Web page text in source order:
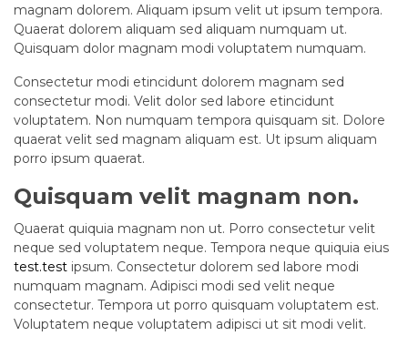
magnam dolorem. Aliquam ipsum velit ut ipsum tempora.
Quaerat dolorem aliquam sed aliquam numquam ut.
Quisquam dolor magnam modi voluptatem numquam.
Consectetur modi etincidunt dolorem magnam sed
consectetur modi. Velit dolor sed labore etincidunt
voluptatem. Non numquam tempora quisquam sit. Dolore
quaerat velit sed magnam aliquam est. Ut ipsum aliquam
porro ipsum quaerat.
Quisquam velit magnam non.
Quaerat quiquia magnam non ut. Porro consectetur velit
neque sed voluptatem neque. Tempora neque quiquia eius
test.test ipsum. Consectetur dolorem sed labore modi
numquam magnam. Adipisci modi sed velit neque
consectetur. Tempora ut porro quisquam voluptatem est.
Voluptatem neque voluptatem adipisci ut sit modi velit.